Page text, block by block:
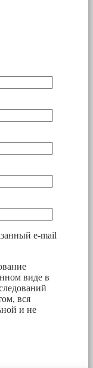
e-mail
виде в
вся
и не